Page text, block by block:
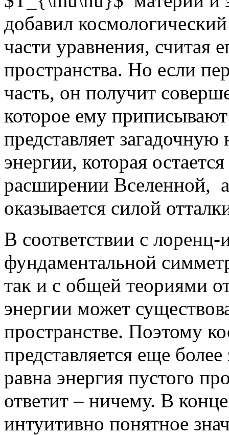
добавил
части уравнения, считая
пространства. Но если
часть, он получит
которое ему
представляет
энергии, которая
расширении Вселенной, а
оказывается силой
В соответствии с
фундаментальной
так и с общей теориями
энергии может
пространстве. Поэтому
представляется еще
равна энергия пустого
ответит – ничему. В
интуитивно понятное